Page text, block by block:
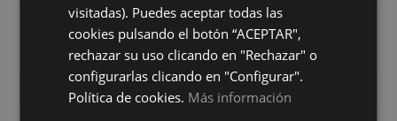
Silea Beige Antislip
+ 4
colores
Silea Blanco Antislip
90X90
BLANCO
+ 4
colores
visitadas). Puedes aceptar todas las
cookies pulsando el botón “ACEPTAR",
rechazar su uso clicando en "Rechazar" o
configurarlas clicando en "Configurar".
Política de cookies. Más información